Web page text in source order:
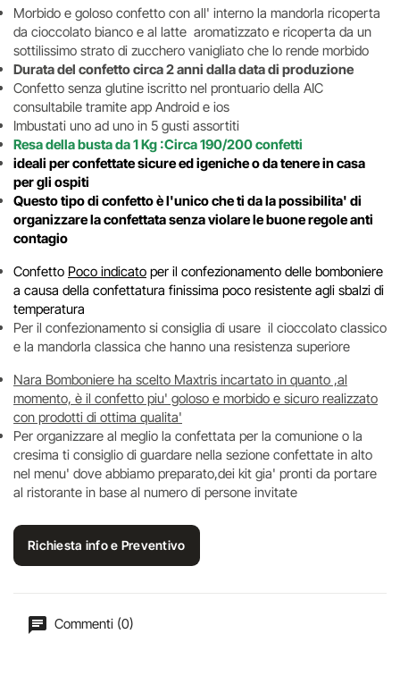
Morbido e goloso confetto con all' interno la mandorla ricoperta
da cioccolato bianco e al latte aromatizzato e ricoperta da un
sottilissimo strato di zucchero vanigliato che lo rende morbido
Durata del confetto circa 2 anni dalla data di produzione
Confetto senza glutine iscritto nel prontuario della AIC
consultabile tramite app Android e ios
Imbustati uno ad uno in 5 gusti assortiti
Resa della busta da 1 Kg :Circa 190/200 confetti
ideali per confettate sicure ed igeniche oda tenere in casa
per gli ospiti
Questo tipo di confetto è l'unico che ti da la possibilita' di
organizzare la confettata senza violare le buone regole anti
contagio
Confetto Poco indicato per il confezionamento delle bomboniere
a causa della confettatura finissima poco resistente agli sbalzi di
temperatura
Per il confezionamento si consiglia di usare il cioccolato classico
e la mandorla classica che hanno una resistenza superiore
Nara Bomboniere ha scelto Maxtris incartato in quanto ,al
momento, è il confetto piu' goloso e morbido e sicuro realizzato
con prodotti di ottima qualita'
Per organizzare al meglio la confettata per la comunione o la
cresima ti consiglio di guardare nella sezione confettate in alto
nel menu' dove abbiamo preparato,dei kit gia' pronti da portare
al ristorante in base al numero di persone invitate
Richiesta info e Preventivo
Commenti (0)